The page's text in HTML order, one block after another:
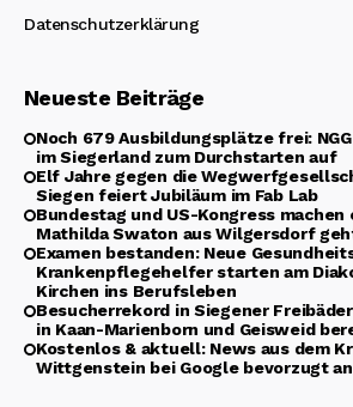
Datenschutzerklärung
Neueste Beiträge
Noch 679 Ausbildungsplätze frei:
im Siegerland zum Durchstarten auf
Elf Jahre gegen die
Siegen feiert Jubiläum im Fab Lab
Bundestag und US-Kongress machen
Mathilda Swaton aus Wilgersdorf
Examen bestanden: Neue
Krankenpflegehelfer starten am
Kirchen ins Berufsleben
Besucherrekord in Siegener
in Kaan-Marienborn und Geisweid
Kostenlos & aktuell: News aus dem
Wittgenstein bei Google bevorzugt